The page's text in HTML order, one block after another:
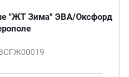
"ЖТ Зима" ЭВА/Оксфорд